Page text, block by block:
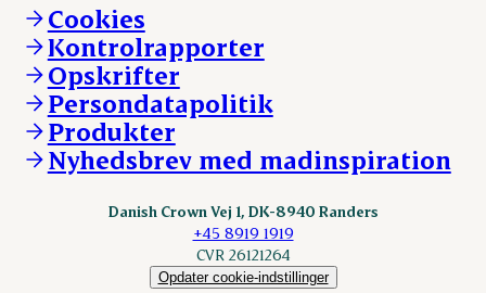
Vores resultater
Vores lokationer
Kontakt
Andelsejere - kreatur
Danishcrownprofessional.com
DAT-Schaub.com
ESS-FOOD.com
Fonden Dansk Gastronomi
KLS.se
nordicspoor.com
Scanhide.dk
Cookies
Kontrolrapporter
Opskrifter
Persondatapolitik
Produkter
Nyhedsbrev med madinspiration
Danish Crown Vej 1, DK-8940 Randers
+45 8919 1919
CVR 26121264
Opdater cookie-indstillinger